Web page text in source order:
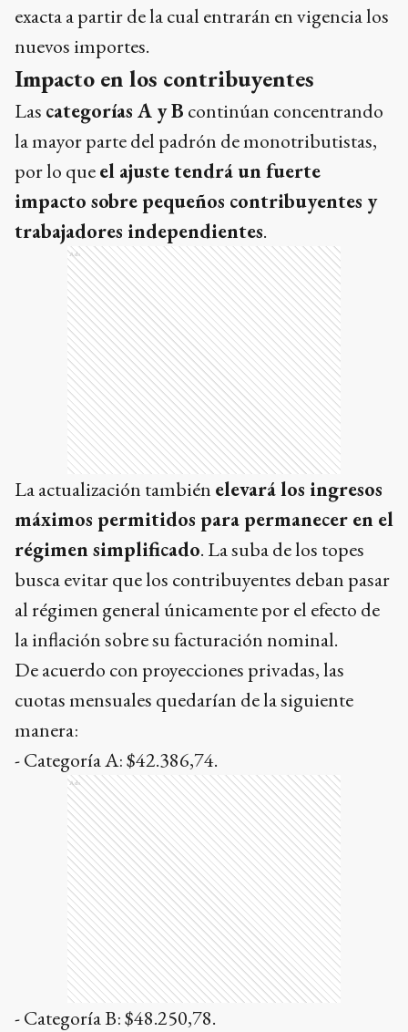
exacta a partir de la cual entrarán en vigencia los
nuevos importes.
Impacto en los contribuyentes
Las categorías A y B continúan concentrando
la mayor parte del padrón de monotributistas,
por lo queel ajuste tendrá un fuerte
impacto sobre pequeños contribuyentes y
trabajadores independientes.
Ads
La actualización también elevará los ingresos
máximos permitidos para permanecer en el
régimen simplificado. La suba de los topes
busca evitar que los contribuyentes deban pasar
al régimen general únicamente por el efecto de
la inflación sobre su facturación nominal.
De acuerdo con proyecciones privadas, las
cuotas mensuales quedarían de la siguiente
manera:
- Categoría A: $42.386,74.
Ads
- Categoría B: $48.250,78.